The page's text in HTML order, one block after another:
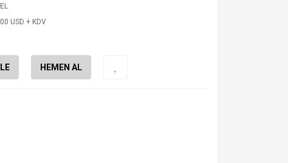
USD + KDV
HEMEN AL